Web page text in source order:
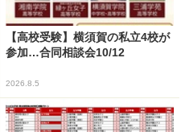
【高校受験】横須賀の私立4校が
参加…合同相談会10/12
2026.8.5